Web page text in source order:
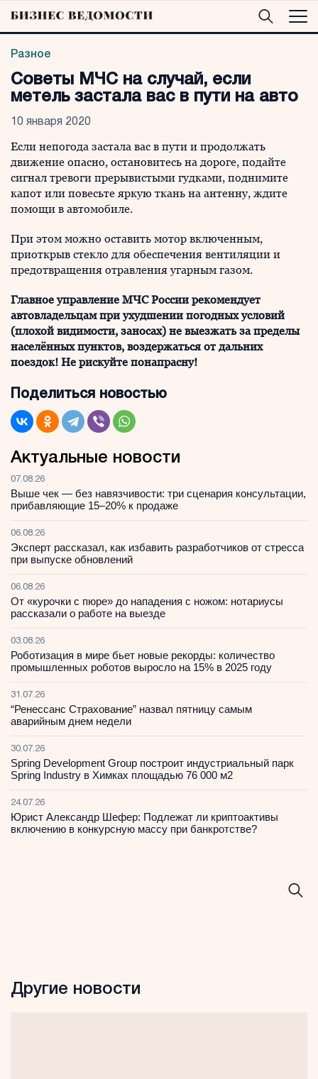
Разное
Советы МЧС на случай, если
метель застала вас в пути на авто
10 января 2020
Если непогода застала вас в пути и продолжать
движение опасно, остановитесь на дороге, подайте
сигнал тревоги прерывистыми гудками, поднимите
капот или повесьте яркую ткань на антенну, ждите
помощи в автомобиле.
При этом можно оставить мотор включенным,
приоткрыв стекло для обеспечения вентиляции и
предотвращения отравления угарным газом.
Главное управление МЧС России рекомендует
автовладельцам при ухудшении погодных условий
(плохой видимости, заносах) не выезжать за пределы
населённых пунктов, воздержаться от дальних
поездок! Не рискуйте понапрасну!
Поделиться новостью
Актуальные новости
07.08.26
Выше чек — без навязчивости: три сценария консультации,
прибавляющие 15–20% к продаже
06.08.26
Эксперт рассказал, как избавить разработчиков от стресса
при выпуске обновлений
06.08.26
От «курочки с пюре» до нападения с ножом: нотариусы
рассказали о работе на выезде
03.08.26
Роботизация в мире бьет новые рекорды: количество
промышленных роботов выросло на 15% в 2025 году
31.07.26
“Ренессанс Страхование” назвал пятницу самым
аварийным днем недели
30.07.26
Spring Development Group построит индустриальный парк
Spring Industry в Химках площадью 76 000 м2
24.07.26
Юрист Александр Шефер: Подлежат ли криптоактивы
включению в конкурсную массу при банкротстве?
Другие новости